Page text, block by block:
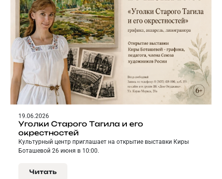
19.06.2026
Уголки Старого Тагила и его
окрестностей
Культурный центр приглашает на открытие выставки Киры
Боташевой 26 июня в 10:00.
Читать